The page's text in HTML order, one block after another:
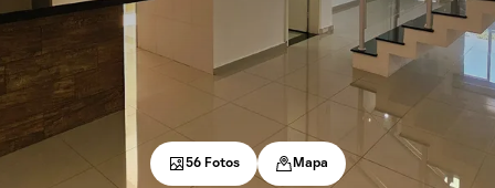
56 Fotos Mapa